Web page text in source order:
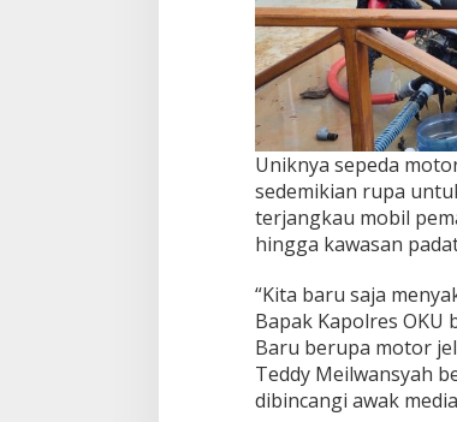
Uniknya sepeda
sedemikian rupa
terjangkau mobil
hingga kawasan
“Kita baru saja
Bapak Kapolres
Baru berupa motor
Teddy Meilwansyah
dibincangi awak